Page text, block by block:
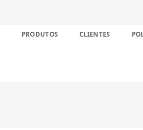
PRODUTOS CLIENTES